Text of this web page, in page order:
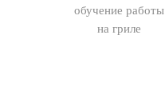
обучение работы
на гриле